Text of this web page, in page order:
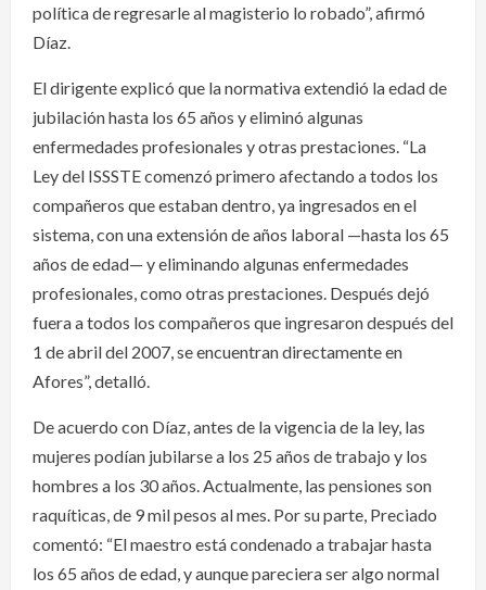
política de regresarle al magisterio lo robado”, afirmó
Díaz.
El dirigente explicó que la normativa extendió la edad de
jubilación hasta los 65 años y eliminó algunas
enfermedades profesionales y otras prestaciones. “La
Ley del ISSSTE comenzó primero afectando a todos los
compañeros que estaban dentro, ya ingresados en el
sistema, con una extensión de años laboral —hasta los 65
años de edad— y eliminando algunas enfermedades
profesionales, como otras prestaciones. Después dejó
fuera a todos los compañeros que ingresaron después del
1 de abril del 2007, se encuentran directamente en
Afores”, detalló.
De acuerdo con Díaz, antes de la vigencia de la ley, las
mujeres podían jubilarse a los 25 años de trabajo y los
hombres a los 30 años. Actualmente, las pensiones son
raquíticas, de 9 mil pesos al mes. Por su parte, Preciado
comentó: “El maestro está condenado a trabajar hasta
los 65 años de edad, y aunque pareciera ser algo normal